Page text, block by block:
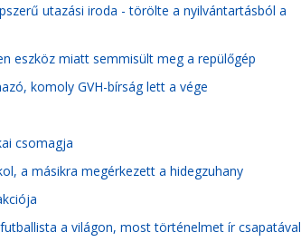
utazási iroda - törölte a nyilvántartásból a
eszköz miatt semmisült meg a repülőgép
komoly GVH-bírság lett a vége
csomagja
a másikra megérkezett a hidegzuhany
a világon, most történelmet ír csapatával